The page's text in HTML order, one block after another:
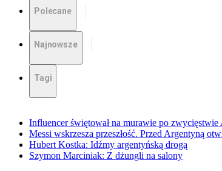
Polecane
Najnowsze
Tagi
Influencer świętował na murawie po
Messi wskrzesza przeszłość. Przed Argentyną
Hubert Kostka: Idźmy argentyńską drogą
Szymon Marciniak: Z dżungli na salony